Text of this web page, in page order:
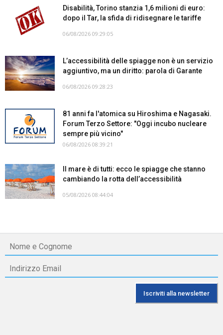
Disabilità, Torino stanzia 1,6 milioni di euro:
dopo il Tar, la sfida di ridisegnare le tariffe
06/08/2026 09:29:05
L’accessibilità delle spiagge non è un servizio
aggiuntivo, ma un diritto: parola di Garante
06/08/2026 09:28:23
81 anni fa l'atomica su Hiroshima e Nagasaki.
Forum Terzo Settore: "Oggi incubo nucleare
sempre più vicino"
06/08/2026 08:39:21
Il mare è di tutti: ecco le spiagge che stanno
cambiando la rotta dell’accessibilità
05/08/2026 08:44:04